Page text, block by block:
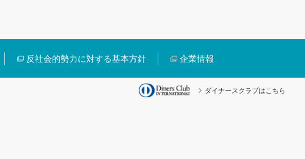
反社会的勢力に対する基本方針 企業情報
ダイナースクラブはこちら